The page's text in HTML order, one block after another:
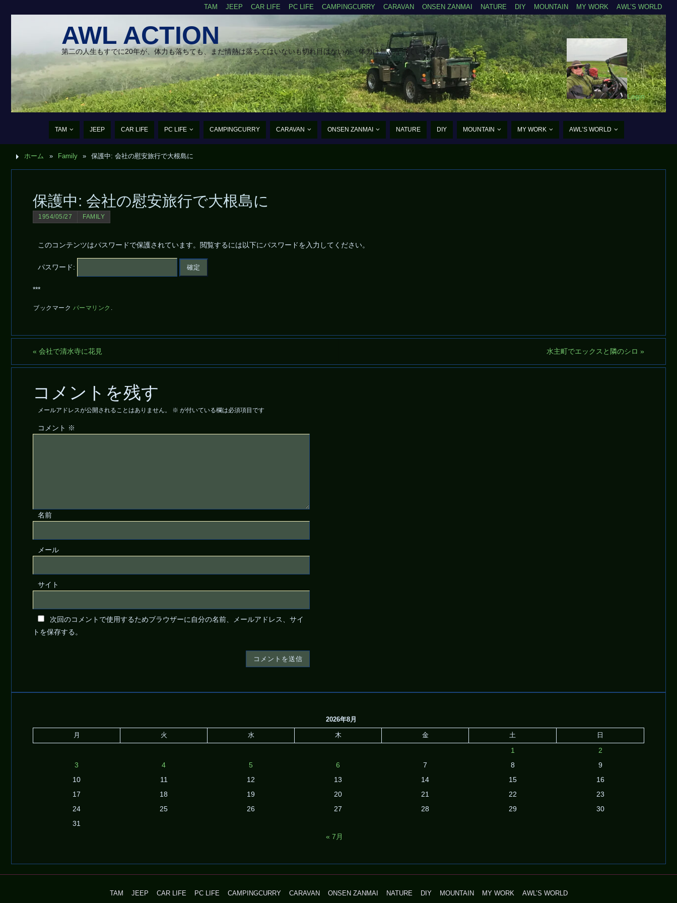
TAM JEEP CAR LIFE PC LIFE CAMPINGCURRY CARAVAN ONSEN ZANMAI NATURE DIY MOUNTAIN MY WORK AWL’S WORLD
AWL ACTION
第二の人生もすでに20年が、体力も落ちても、まだ情熱は落ちてはいないも切れ目はないが、体力は無くなっている・・
Login
TAM JEEP CAR LIFE PC LIFE CAMPINGCURRY CARAVAN ONSEN ZANMAI NATURE DIY MOUNTAIN MY WORK AWL’S WORLD
ホーム » Family » 保護中: 会社の慰安旅行で大根島に
保護中: 会社の慰安旅行で大根島に
1954/05/27 FAMILY
このコンテンツはパスワードで保護されています。閲覧するには以下にパスワードを入力してください。
パスワード:
***
ブックマーク パーマリンク .
« 会社で清水寺に花見 水主町でエックスと隣のシロ »
コメントを残す
メールアドレスが公開されることはありません。 ※ が付いている欄は必須項目です
コメント ※
名前
メール
サイト
次回のコメントで使用するためブラウザーに自分の名前、メールアドレス、サイ
トを保存する。
2026年8月
月 火 水 木 金 土 日
1
2
3
4 5 6 7 8
9
10
11 12 13 14 15
16
17
18 19 20 21 22
23
24
25 26 27 28 29
30
31
« 7月
TAM JEEP CAR LIFE PC LIFE CAMPINGCURRY CARAVAN ONSEN ZANMAI NATURE DIY MOUNTAIN MY WORK AWL’S WORLD